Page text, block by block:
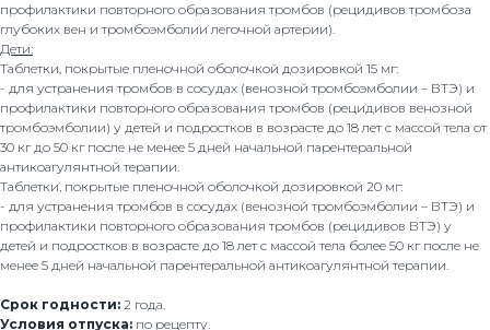
профилактики повторного образования тромбов (рецидивов тромбоза
глубоких вен и тромбоэмболии легочной артерии).
Дети:
Таблетки, покрытые пленочной оболочкой дозировкой 15 мг:
- для устранения тромбов в сосудах (венозной тромбоэмболии – ВТЭ) и
профилактики повторного образования тромбов (рецидивов венозной
тромбоэмболии) у детей и подростков в возрасте до 18 лет с массой тела от
30 кг до 50 кг после не менее 5 дней начальной парентеральной
антикоагулянтной терапии.
Таблетки, покрытые пленочной оболочкой дозировкой 20 мг:
- для устранения тромбов в сосудах (венозной тромбоэмболии – ВТЭ) и
профилактики повторного образования тромбов (рецидивов ВТЭ) у
детей и подростков в возрасте до 18 лет с массой тела более 50 кг после не
менее 5 дней начальной парентеральной антикоагулянтной терапии.
Срок годности: 2 года.
Условия отпуска: по рецепту.